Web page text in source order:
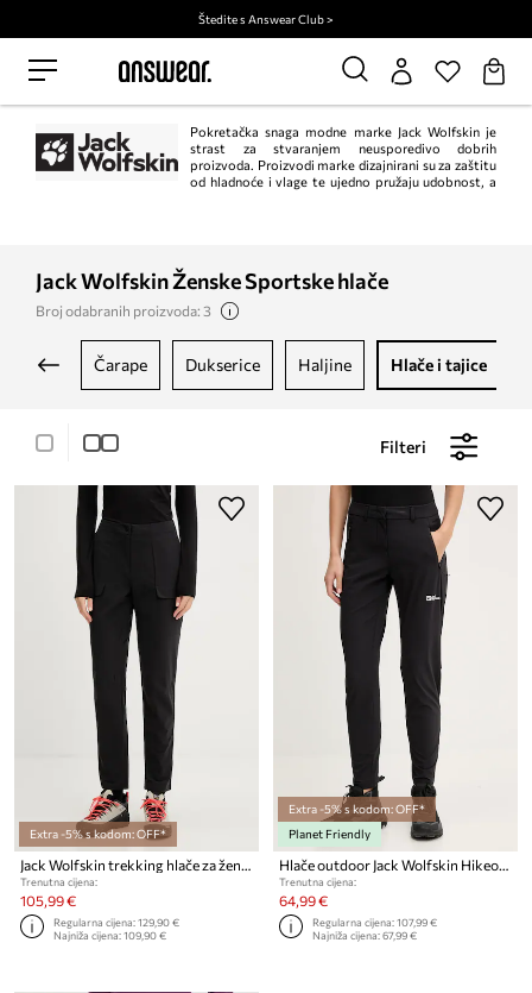
Štedite s Answear Club >
Pokretačka snaga modne marke Jack Wolfskin je
strast za stvaranjem neusporedivo dobrih
proizvoda. Proizvodi marke dizajnirani su za zaštitu
od hladnoće i vlage te ujedno pružaju udobnost, a
Jack Wolfskin Ženske Sportske hlače
Broj odabranih proizvoda: 3
čarape dukserice haljine hlače i tajice
Filteri
Extra -5% s kodom: OFF*
Jack Wolfskin trekking hlače za žene Prelight Pulse
Trenutna cijena:
105,99 €
Regularna cijena:129,90 €
Najniža cijena:109,90 €
Extra -5% s kodom: OFF*
Planet Friendly
Hlače outdoor Jack Wolfskin Hikeout
Trenutna cijena:
64,99 €
Regularna cijena:107,99 €
Najniža cijena:67,99 €